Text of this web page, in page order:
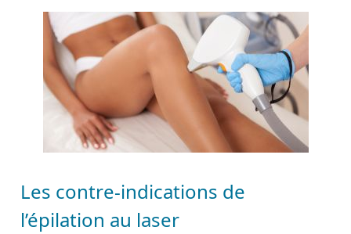
Les contre-indications de
l’épilation au laser